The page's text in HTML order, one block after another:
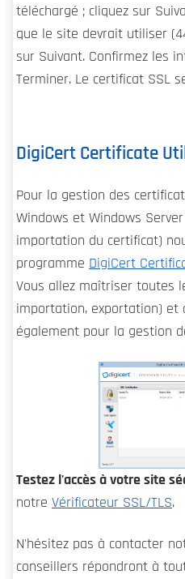
téléchargé ; cliquez sur
que le site devrait utiliser
sur Suivant. Confirmez les
Terminer. Le certificat SSL
DigiCert Certificate
Pour la gestion des
Windows et Windows
importation du certificat)
programme DigiCert
Vous allez maîtriser toutes
importation, exportation) et
également pour la gestion
Testez l'accès à votre site
notre Vérificateur SSL/TLS.
N'hésitez pas à contacter
conseillers répondront à